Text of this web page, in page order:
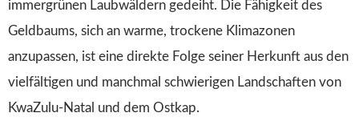
immergrünen Laubwäldern gedeiht. Die Fähigkeit des
Geldbaums, sich an warme, trockene Klimazonen
anzupassen, ist eine direkte Folge seiner Herkunft aus den
vielfältigen und manchmal schwierigen Landschaften von
KwaZulu-Natal und dem Ostkap.